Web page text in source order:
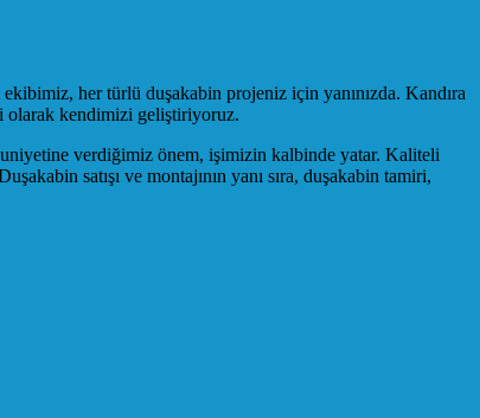
her türlü duşakabin projeniz için yanınızda. Kandıra
olarak kendimizi geliştiriyoruz.
verdiğimiz önem, işimizin kalbinde yatar. Kaliteli
satışı ve montajının yanı sıra, duşakabin tamiri,